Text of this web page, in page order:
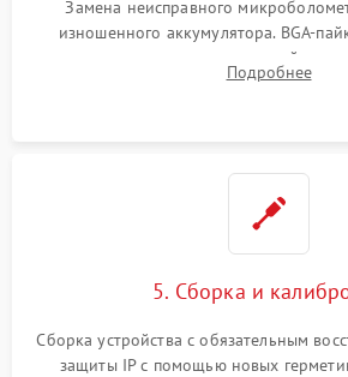
Замена неисправного
изношенного аккумулятора. BGA-
контроллеров на материнской
разъемов и кнопок, замена
Подробнее
5. Сборка и
Сборка устройства с обязательным
защиты IP с помощью новых